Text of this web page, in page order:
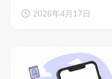
2026年4月17日